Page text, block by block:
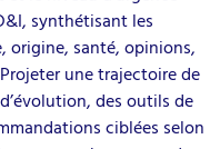
synthétisant les
origine, santé, opinions,
une trajectoire de
des outils de
ciblées selon